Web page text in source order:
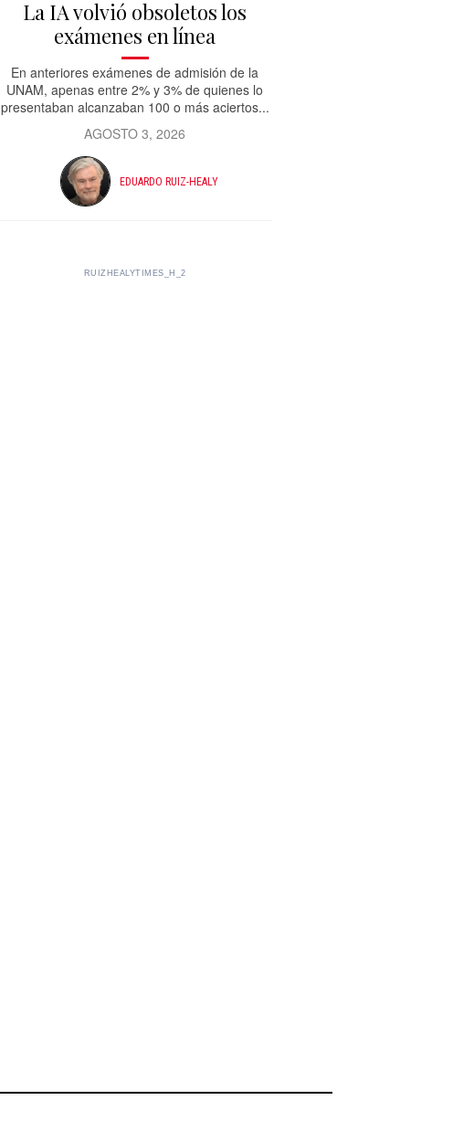
La IA volvió obsoletos los
exámenes en línea
En anteriores exámenes de admisión de la
UNAM, apenas entre 2% y 3% de quienes lo
presentaban alcanzaban 100 o más aciertos...
AGOSTO 3, 2026
EDUARDO RUIZ-HEALY
RUIZHEALYTIMES_H_2